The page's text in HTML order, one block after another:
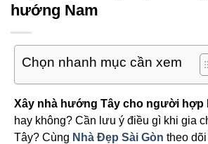
hướng Nam
Chọn nhanh mục cần xem
Xây nhà hướng Tây cho người hợp
hay không? Cần lưu ý điều gì khi gia
Tây? Cùng Nhà Đẹp Sài Gòn theo